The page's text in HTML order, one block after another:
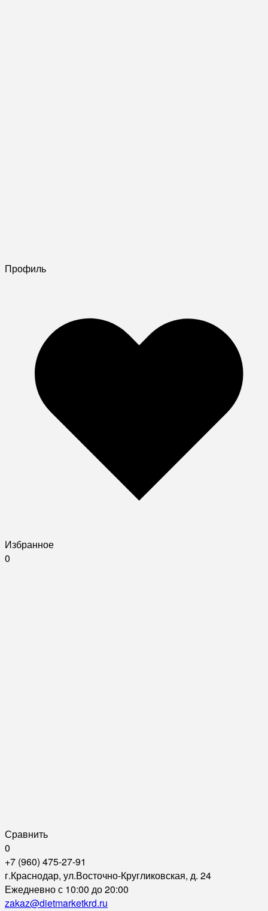
Профиль
Избранное
0
Сравнить
0
+7 (960) 475-27-91
г.Краснодар, ул.Восточно-Кругликовская, д. 24
Ежедневно с 10:00 до 20:00
zakaz@dietmarketkrd.ru